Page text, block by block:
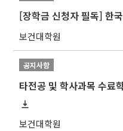
보건대학원
공지사항
타전공 및 학사과목 수료
보건대학원